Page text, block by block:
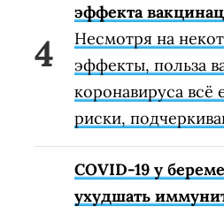
эффекта
Несмотря на
эффекты, польза
коронавируса
риски,
COVID-19 у
ухудшать